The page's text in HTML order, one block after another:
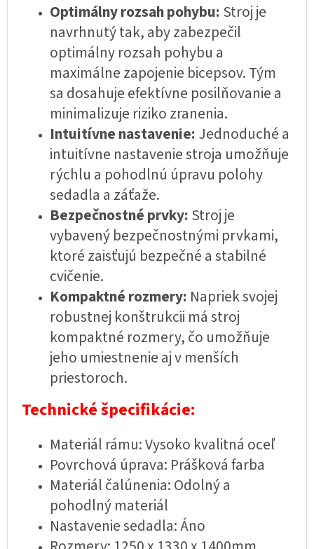
Optimálny rozsah pohybu: Stroj je
navrhnutý tak, aby zabezpečil
optimálny rozsah pohybu a
maximálne zapojenie bicepsov. Tým
sa dosahuje efektívne posilňovanie a
minimalizuje riziko zranenia.
Intuitívne nastavenie: Jednoduché a
intuitívne nastavenie stroja umožňuje
rýchlu a pohodlnú úpravu polohy
sedadla a záťaže.
Bezpečnostné prvky: Stroj je
vybavený bezpečnostnými prvkami,
ktoré zaisťujú bezpečné a stabilné
cvičenie.
Kompaktné rozmery: Napriek svojej
robustnej konštrukcii má stroj
kompaktné rozmery, čo umožňuje
jeho umiestnenie aj v menších
priestoroch.
Technické špecifikácie:
Materiál rámu: Vysoko kvalitná oceľ
Povrchová úprava: Prášková farba
Materiál čalúnenia: Odolný a
pohodlný materiál
Nastavenie sedadla: Áno